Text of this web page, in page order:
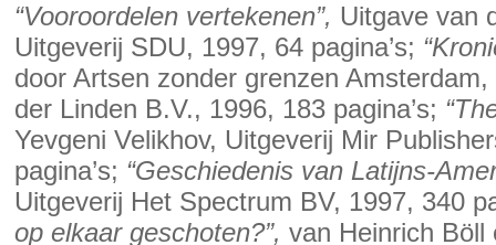
“Vooroordelen vertekenen”, Uitgave van
Uitgeverij SDU, 1997, 64 pagina’s;
door Artsen zonder grenzen
der Linden B.V., 1996, 183 pagina’s;
Yevgeni Velikhov, Uitgeverij Mir
pagina’s; “Geschiedenis van Latijns-
Uitgeverij Het Spectrum BV, 1997, 340
op elkaar geschoten?”, van Heinrich Böll